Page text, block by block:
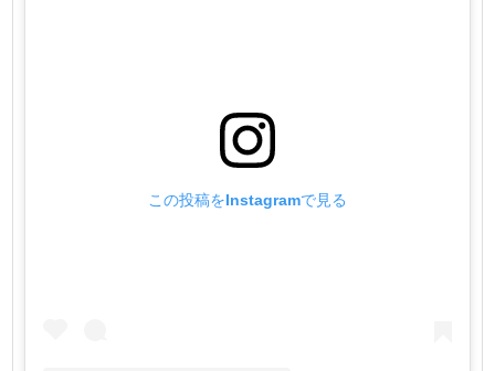
この投稿をInstagramで見る